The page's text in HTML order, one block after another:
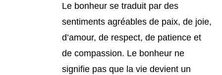
Le bonheur se traduit par des
sentiments agréables de paix, de joie,
d’amour, de respect, de patience et
de compassion. Le bonheur ne
signifie pas que la vie devient un